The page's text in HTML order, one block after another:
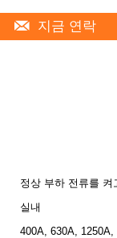
지금 연락
정상 부하 전류를 켜
실내
400A, 630A,